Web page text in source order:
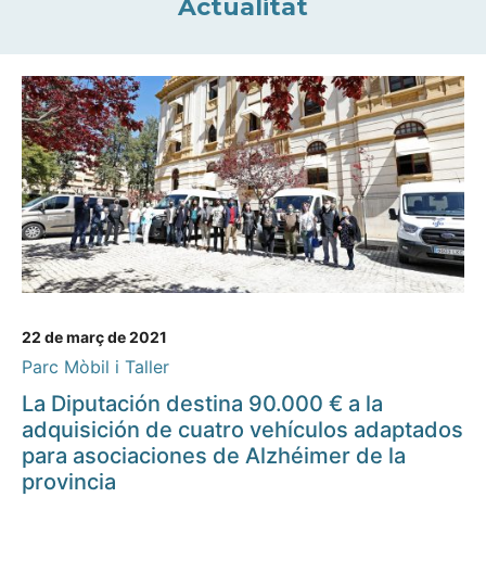
Actualitat
22 de març de 2021
Parc Mòbil i Taller
La Diputación destina 90.000 € a la
adquisición de cuatro vehículos adaptados
para asociaciones de Alzhéimer de la
provincia